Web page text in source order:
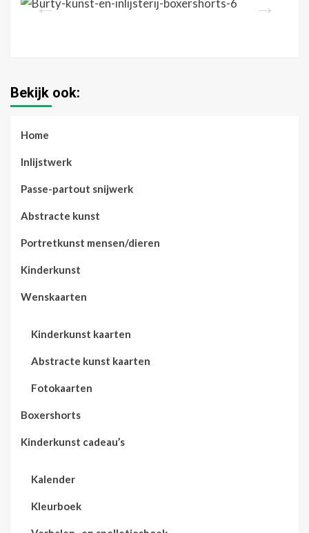
Bekijk ook:
Home
Inlijstwerk
Passe-partout snijwerk
Abstracte kunst
Portretkunst mensen/dieren
Kinderkunst
Wenskaarten
Kinderkunst kaarten
Abstracte kunst kaarten
Fotokaarten
Boxershorts
Kinderkunst cadeau’s
Kalender
Kleurboek